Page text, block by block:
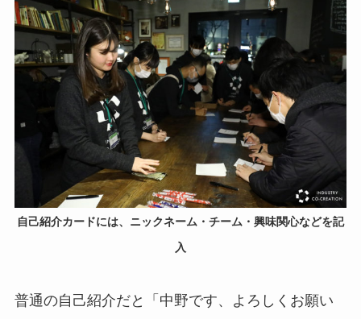
自己紹介カードには、ニックネーム・チーム・興味関心などを記
入
普通の自己紹介だと「中野です、よろしくお願い